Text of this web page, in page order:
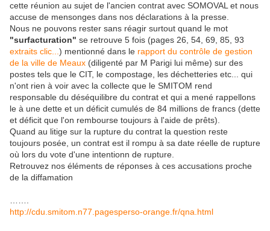
cette réunion au sujet de l'ancien contrat avec SOMOVAL et nous
accuse de mensonges dans nos déclarations à la presse.
Nous ne pouvons rester sans réagir surtout quand le mot
"surfacturation" se retrouve 5 fois (pages 26, 54, 69, 85, 93
extraits clic...) mentionné dans le rapport du contrôle de gestion
de la ville de Meaux (diligenté par M Parigi lui même) sur des
postes tels que le CIT, le compostage, les déchetteries etc... qui
n'ont rien à voir avec la collecte que le SMITOM rend
responsable du déséquilibre du contrat et qui a mené rappellons
le à une dette et un déficit cumulés de 84 millions de francs (dette
et déficit que l'on rembourse toujours à l'aide de prêts).
Quand au litige sur la rupture du contrat la question reste
toujours posée, un contrat est il rompu à sa date réelle de rupture
où lors du vote d'une intentionn de rupture.
Retrouvez nos éléments de réponses à ces accusations proche
de la diffamation
…….
http://cdu.smitom.n77.pagesperso-orange.fr/qna.html